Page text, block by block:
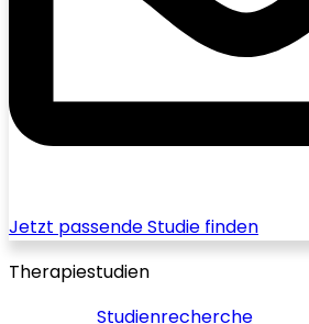
Jetzt passende Studie finden
Therapiestudien
Studienrecherche